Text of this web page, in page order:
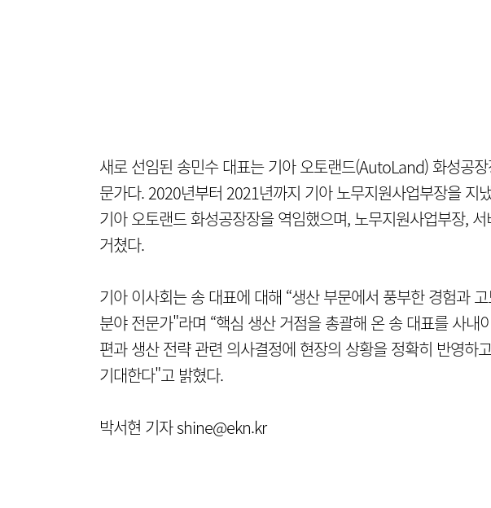
새로 선임된 송민수 대표는 기아 오토랜드(AutoLand) 화성공
문가다. 2020년부터 2021년까지 기아 노무지원사업부장을 지
기아 오토랜드 화성공장장을 역임했으며, 노무지원사업부장,
거쳤다.
기아 이사회는 송 대표에 대해 “생산 부문에서 풍부한 경험과
분야 전문가"라며 “핵심 생산 거점을 총괄해 온 송 대표를 사내
편과 생산 전략 관련 의사결정에 현장의 상황을 정확히 반영하
기대한다"고 밝혔다.
박서현 기자 shine@ekn.kr